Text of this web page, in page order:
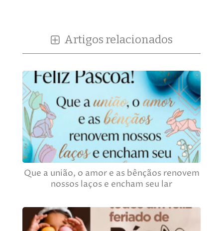
Artigos relacionados
Que a união, o amor e as bênçãos renovem
nossos laços e encham seu lar